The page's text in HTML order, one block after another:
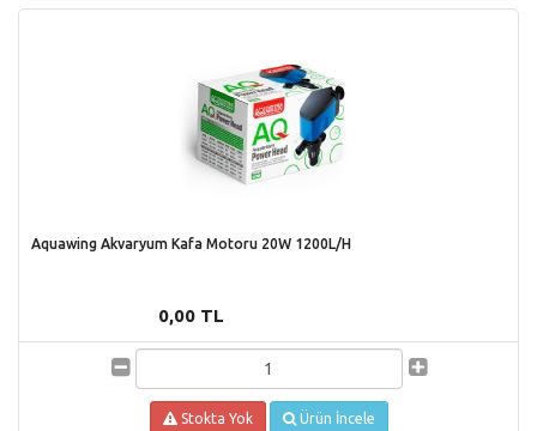
Aquawing Akvaryum Kafa Motoru 20W 1200L/H
0,00 TL
Stokta Yok Ürün İncele